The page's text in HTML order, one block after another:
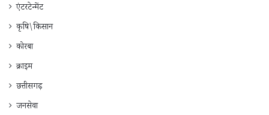
एंटरटेन्मेंट
कृषि\किसान
कोरबा
क्राइम
छत्तीसगढ़
जनसेवा